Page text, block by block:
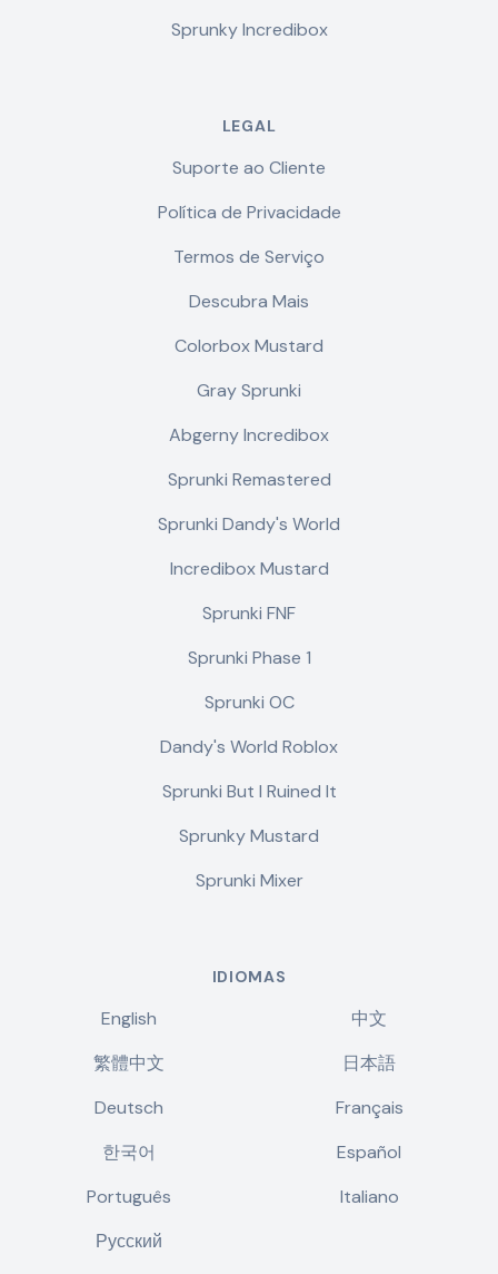
Sprunky Incredibox
LEGAL
Suporte ao Cliente
Política de Privacidade
Termos de Serviço
Descubra Mais
Colorbox Mustard
Gray Sprunki
Abgerny Incredibox
Sprunki Remastered
Sprunki Dandy's World
Incredibox Mustard
Sprunki FNF
Sprunki Phase 1
Sprunki OC
Dandy's World Roblox
Sprunki But I Ruined It
Sprunky Mustard
Sprunki Mixer
IDIOMAS
English
中文
繁體中文
日本語
Deutsch
Français
한국어
Español
Português
Italiano
Русский